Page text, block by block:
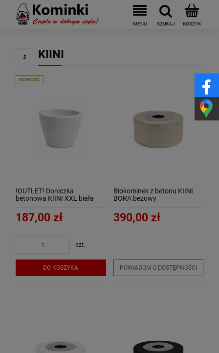
KIINI
!OUTLET! Doniczka
betonowa KIINI XXL biała
187,00 zł
szt.
DO KOSZYKA
NOWOŚĆ
Biokominek z betonu KIINI
BORA beżowy
390,00 zł
POWIADOM O DOSTĘPNOŚCI